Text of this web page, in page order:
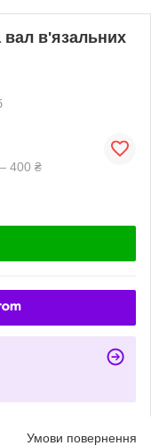
в'язальних
400 ₴
Умови повернення